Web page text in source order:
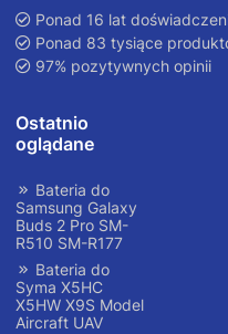
Ponad 16 lat
Ponad 83 tysiące
97% pozytywnych opinii
Ostatnio
oglądane
Bateria do
Samsung Galaxy
Buds 2 Pro SM-
R510 SM-R177
Bateria do
Syma X5HC
X5HW X9S Model
Aircraft UAV